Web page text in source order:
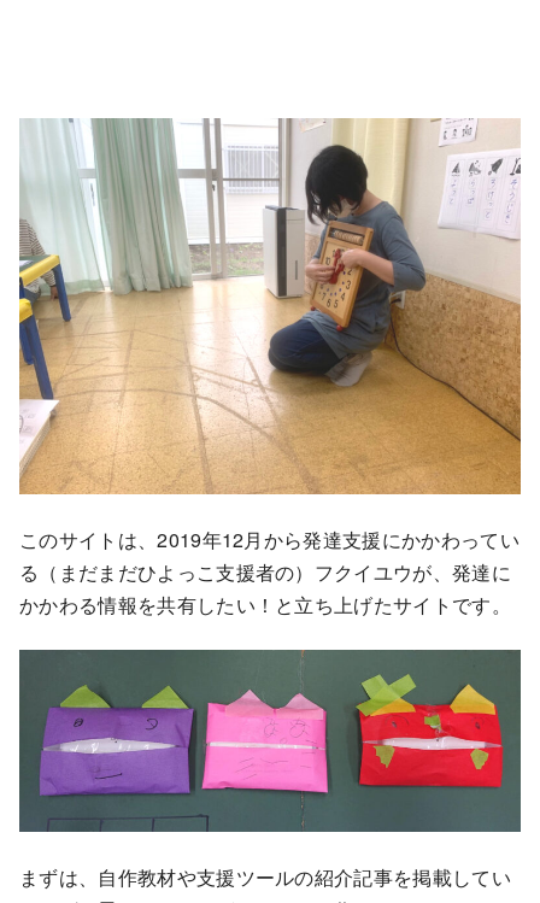
このサイトは、2019年12月から発達支援にかかわってい
る（まだまだひよっこ支援者の）フクイユウが、発達に
かかわる情報を共有したい！と立ち上げたサイトです。
まずは、自作教材や支援ツールの紹介記事を掲載してい